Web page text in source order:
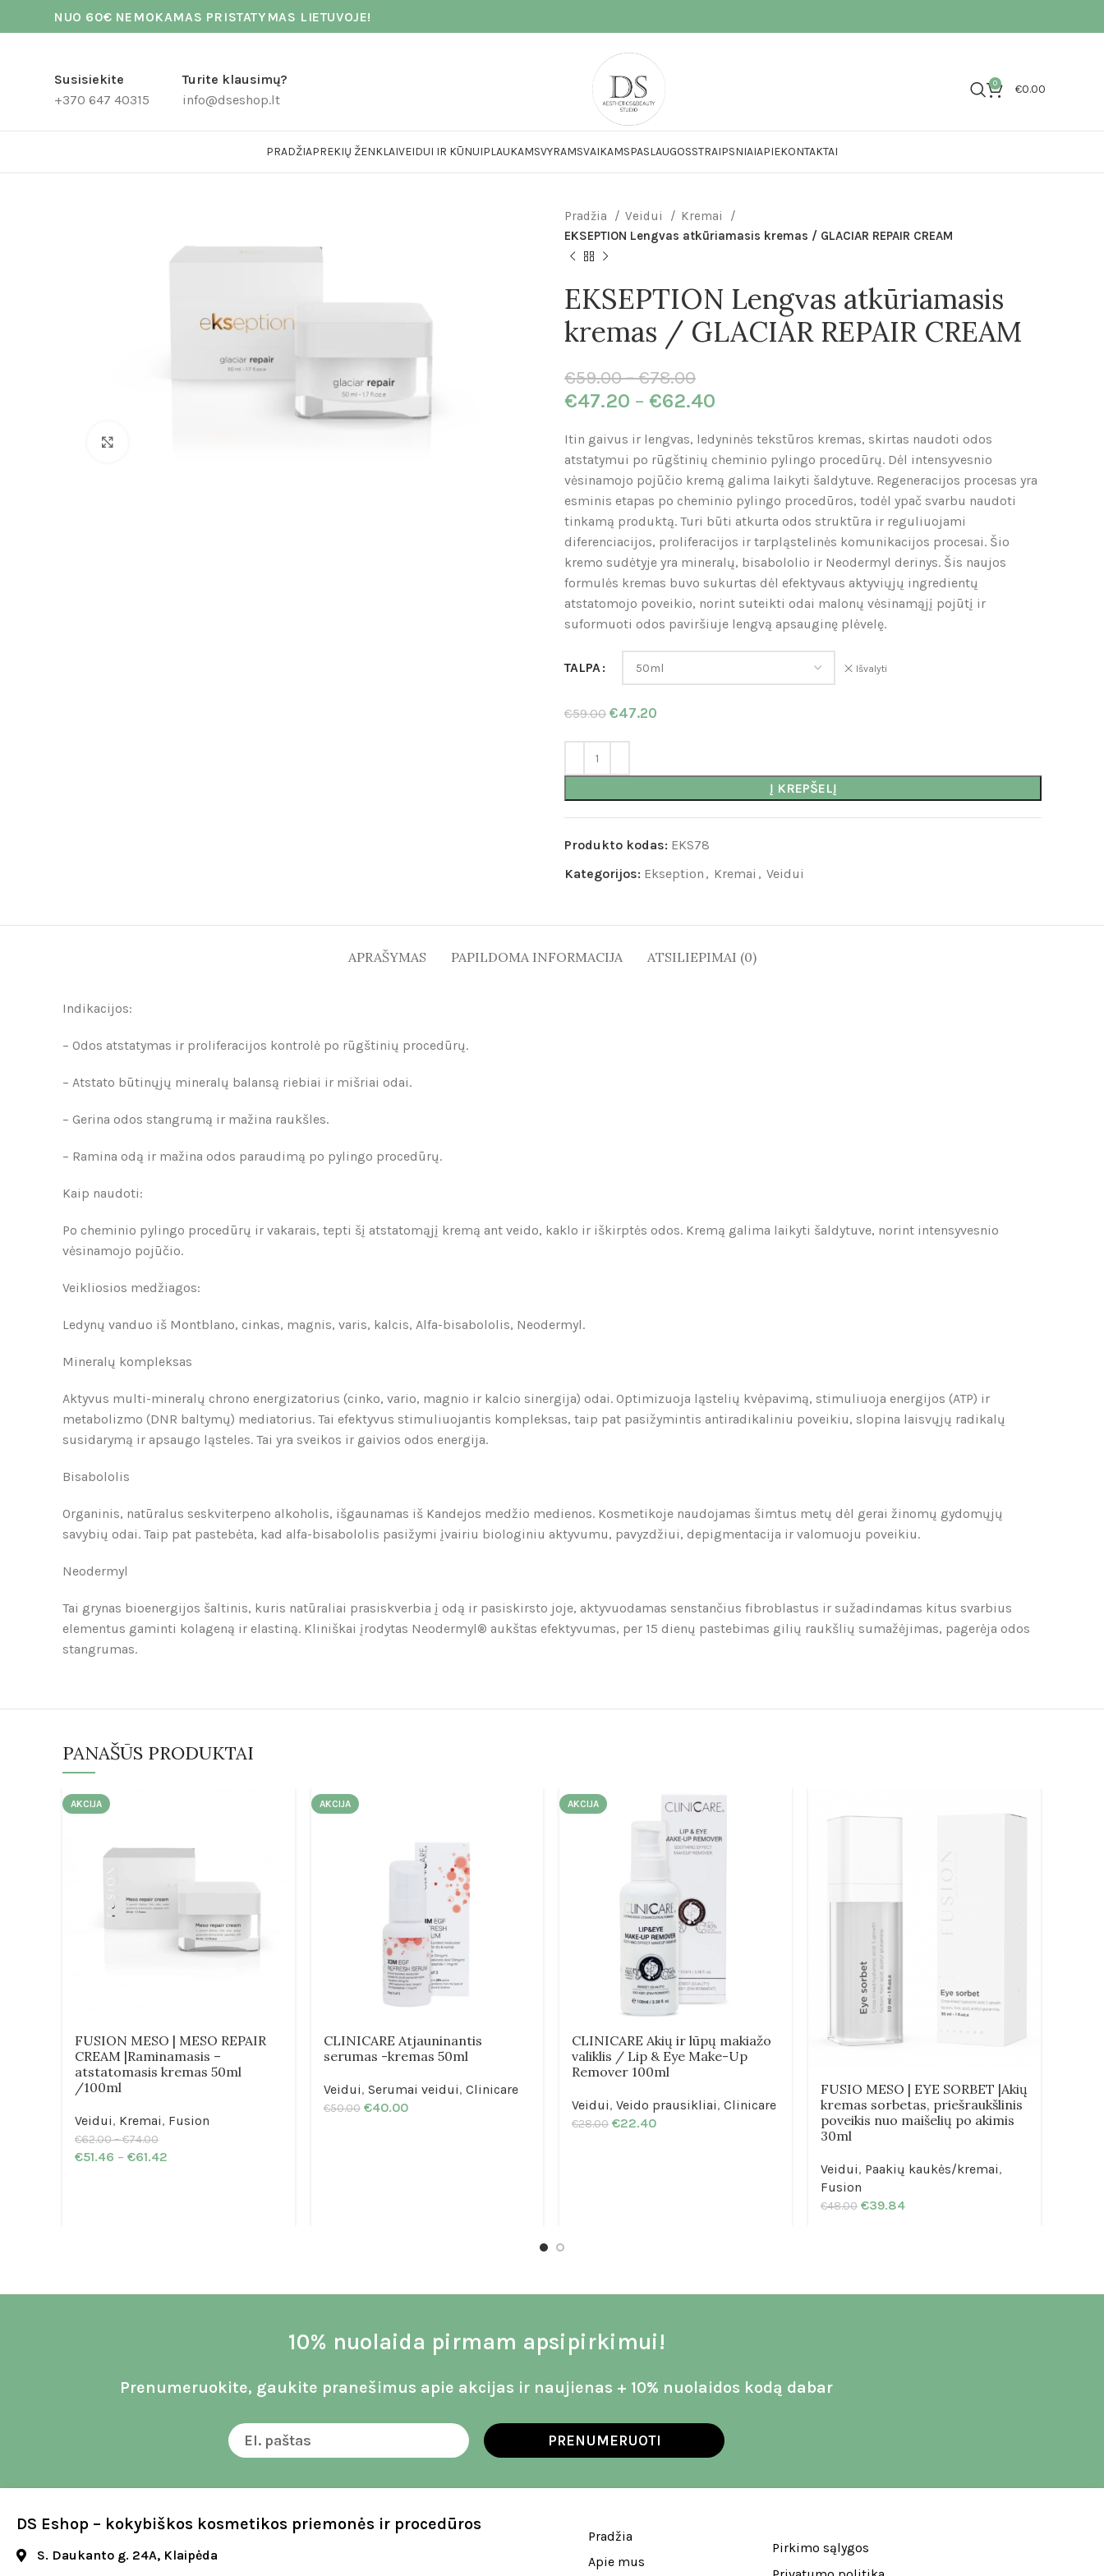
NUO 60€ NEMOKAMAS PRISTATYMAS LIETUVOJE!
Susisiekite
+370 647 40315
Turite klausimų?
info@dseshop.lt
0 €0.00
PRADŽIAPREKIŲ ŽENKLAIVEIDUI IR KŪNUIPLAUKAMSVYRAMSVAIKAMSPASLAUGOSSTRAIPSNIAIAPIEKONTAKTAI
Pradžia Veidui
Kremai
EKSEPTION Lengvas atkūriamasis kremas / GLACIAR REPAIR CREAM
EKSEPTION Lengvas atkūriamasis
kremas / GLACIAR REPAIR CREAM
€59.00–€78.00
€47.20 – €62.40
Itin gaivus ir lengvas, ledyninės tekstūros kremas, skirtas naudoti odos
atstatymui po rūgštinių cheminio pylingo procedūrų. Dėl intensyvesnio
vėsinamojo pojūčio kremą galima laikyti šaldytuve. Regeneracijos procesas yra
esminis etapas po cheminio pylingo procedūros, todėl ypač svarbu naudoti
tinkamą produktą. Turi būti atkurta odos struktūra ir reguliuojami
diferenciacijos, proliferacijos ir tarpląstelinės komunikacijos procesai. Šio
kremo sudėtyje yra mineralų, bisabololio ir Neodermyl derinys. Šis naujos
formulės kremas buvo sukurtas dėl efektyvaus aktyviųjų ingredientų
atstatomojo poveikio, norint suteikti odai malonų vėsinamąjį pojūtį ir
suformuoti odos paviršiuje lengvą apsauginę plėvelę.
TALPA Išvalyti
€59.00 €47.20
Į KREPŠELĮ
Produkto kodas: EKS78
Kategorijos: Ekseption , Kremai , Veidui
APRAŠYMAS PAPILDOMA INFORMACIJA ATSILIEPIMAI (0)
Indikacijos:
– Odos atstatymas ir proliferacijos kontrolė po rūgštinių procedūrų.
– Atstato būtinųjų mineralų balansą riebiai ir mišriai odai.
– Gerina odos stangrumą ir mažina raukšles.
– Ramina odą ir mažina odos paraudimą po pylingo procedūrų.
Kaip naudoti:
Po cheminio pylingo procedūrų ir vakarais, tepti šį atstatomąjį kremą ant veido, kaklo ir iškirptės odos. Kremą galima laikyti šaldytuve, norint intensyvesnio
vėsinamojo pojūčio.
Veikliosios medžiagos:
Ledynų vanduo iš Montblano, cinkas, magnis, varis, kalcis, Alfa-bisabololis, Neodermyl.
Mineralų kompleksas
Aktyvus multi-mineralų chrono energizatorius (cinko, vario, magnio ir kalcio sinergija) odai. Optimizuoja ląstelių kvėpavimą, stimuliuoja energijos (ATP) ir
metabolizmo (DNR baltymų) mediatorius. Tai efektyvus stimuliuojantis kompleksas, taip pat pasižymintis antiradikaliniu poveikiu, slopina laisvųjų radikalų
susidarymą ir apsaugo ląsteles. Tai yra sveikos ir gaivios odos energija.
Bisabololis
Organinis, natūralus seskviterpeno alkoholis, išgaunamas iš Kandejos medžio medienos. Kosmetikoje naudojamas šimtus metų dėl gerai žinomų gydomųjų
savybių odai. Taip pat pastebėta, kad alfa-bisabololis pasižymi įvairiu biologiniu aktyvumu, pavyzdžiui, depigmentacija ir valomuoju poveikiu.
Neodermyl
Tai grynas bioenergijos šaltinis, kuris natūraliai prasiskverbia į odą ir pasiskirsto joje, aktyvuodamas senstančius fibroblastus ir sužadindamas kitus svarbius
elementus gaminti kolageną ir elastiną. Kliniškai įrodytas Neodermyl® aukštas efektyvumas, per 15 dienų pastebimas gilių raukšlių sumažėjimas, pagerėja odos
stangrumas.
PANAŠŪS PRODUKTAI
AKCIJA
FUSION MESO | MESO REPAIR
CREAM |Raminamasis –
atstatomasis kremas 50ml
/100ml
Veidui, Kremai, Fusion
€62.00–€74.00
€51.46 – €61.42
AKCIJA
CLINICARE Atjauninantis
serumas -kremas 50ml
Veidui, Serumai veidui, Clinicare
€50.00 €40.00
AKCIJA
CLINICARE Akių ir lūpų makiažo
valiklis / Lip & Eye Make-Up
Remover 100ml
Veidui,Veido prausikliai,Clinicare
€28.00 €22.40
FUSIO MESO | EYE SORBET |Akių
kremas sorbetas, priešraukšlinis
poveikis nuo maišelių po akimis
30ml
Veidui, Paakių kaukės/kremai,
Fusion
€48.00 €39.84
10% nuolaida pirmam apsipirkimui!
Prenumeruokite, gaukite pranešimus apie akcijas ir naujienas + 10% nuolaidos kodą dabar
PRENUMERUOTI
DS Eshop – kokybiškos kosmetikos priemonės ir procedūros
S. Daukanto g. 24A, Klaipėda
Pradžia
Apie mus
Pirkimo sąlygos